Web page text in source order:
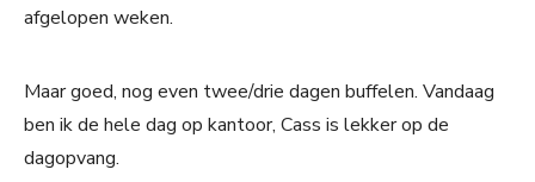
afgelopen weken.
Maar goed, nog even twee/drie dagen buffelen. Vandaag
ben ik de hele dag op kantoor, Cass is lekker op de
dagopvang.